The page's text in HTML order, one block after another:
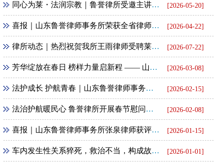
[2026-05-20]
同心为莱・法润宗教｜鲁誉律所受邀主讲宗教政策法规大讲堂
[2026-04-22]
喜报｜山东鲁誉律师事务所荣获全省律师行业公益法律服务通报表扬
[2026-07-22]
律所动态｜热烈祝贺我所王雨律师受聘莱芜区法院特约人员
[2026-03-08]
芳华绽放在春日 榜样力量启新程 —— 山东鲁誉律所联合民革基层委举办 “三八” 妇女节励志报告会
[2026-02-15]
法护成长 护航青春｜山东鲁誉律师事务所走进社区开展未成年人法治宣讲
[2026-02-08]
法治护航暖民心 鲁誉律所开展春节慰问暨普法下乡活动
[2026-01-15]
喜报｜山东鲁誉律师事务所张泉律师获评全省律师行业第一批 “四好” 党员
[2026-01-01]
车内发生性关系猝死，救治不当，构成故意杀人罪